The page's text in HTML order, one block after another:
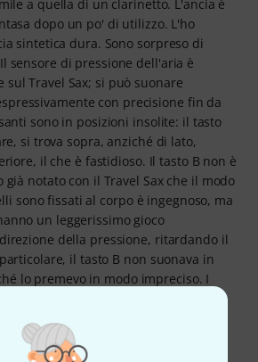
a quella di un clarinetto. L'ancia è
dopo un po' di utilizzo. L'ho
sintetica dura. Sono sorpreso di
sensore di pressione dell'aria è
sul Travel Sax; si può suonare
con precisione fin da
sono in posizioni insolite: il tasto
si trova sopra, anziché di lato,
il che è fastidioso. Il tasto B non è
già notato con il Travel Sax che il modo
sono fissati al corpo è ingegnoso, ma
un leggerissimo gioco
della pressione, ritardando il
il tasto B non suonava in
lo premevo in modo impreciso. I
bene, anche se non riesco a
MIDI alla stessa velocità di un
4. Il software è lo stesso del Travel
altrettanto fluidamente. L'app si